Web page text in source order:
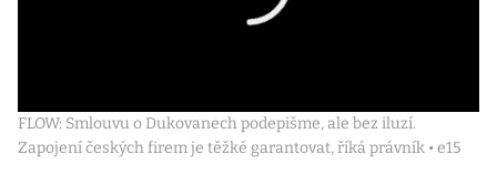
FLOW: Smlouvu o Dukovanech podepišme, ale bez iluzí.
Zapojení českých firem je těžké garantovat, říká právník • e15